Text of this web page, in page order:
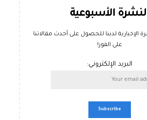
الأسبوعية
الإخبارية لدينا للحصول على أحدث مقالاتنا
على الفور!
البريد الإلكتروني: